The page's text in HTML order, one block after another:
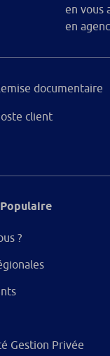
en vous
en
documentaire
client
?
Gestion Privée